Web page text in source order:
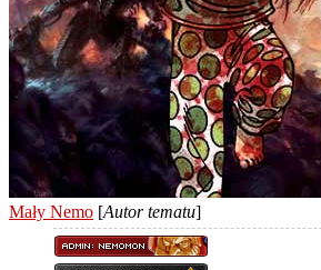
Mały Nemo [Autor tematu]